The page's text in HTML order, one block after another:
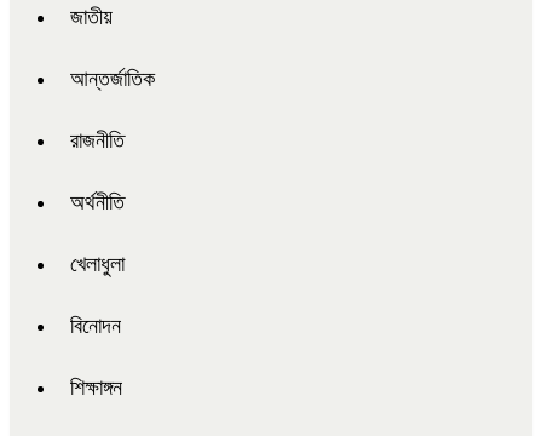
জাতীয়
আন্তর্জাতিক
রাজনীতি
অর্থনীতি
খেলাধুলা
বিনোদন
শিক্ষাঙ্গন